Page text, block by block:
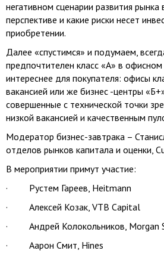
негативном сценарии развития
перспективе и какие риски несет
приобретении.
Далее «спустимся» и подумаем,
предпочтителен класс «А» в офисном
интереснее для покупателя: офисы
вакансией или же бизнес -центры
совершенные с технической точки
низкой вакансией и качественным
Модератор бизнес-завтрака –
отделов рынков капитала и оценки,
В мероприятии примут участие:
· Рустем Гареев, Heitmann
· Алексей Козак, VTB Capital
· Андрей Колокольников, Morgan
· Аарон Смит, Hines